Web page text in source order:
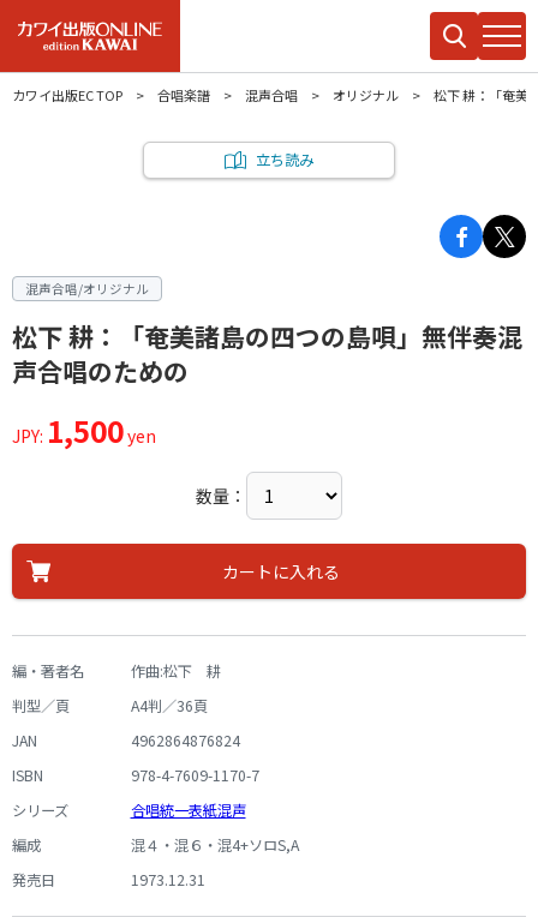
カワイ出版EC TOP 合唱楽譜 混声合唱 オリジナル 松下 耕：「奄美
立ち読み
混声合唱/オリジナル
松下 耕：「奄美諸島の四つの島唄」無伴奏混
声合唱のための
JPY: 1,500yen
数量：
カートに入れる
編・著者名
作曲:松下 耕
判型／頁
A4判／36頁
JAN
4962864876824
ISBN
978-4-7609-1170-7
シリーズ
合唱統一表紙混声
編成
混４・混６・混4+ソロS,A
発売日
1973.12.31